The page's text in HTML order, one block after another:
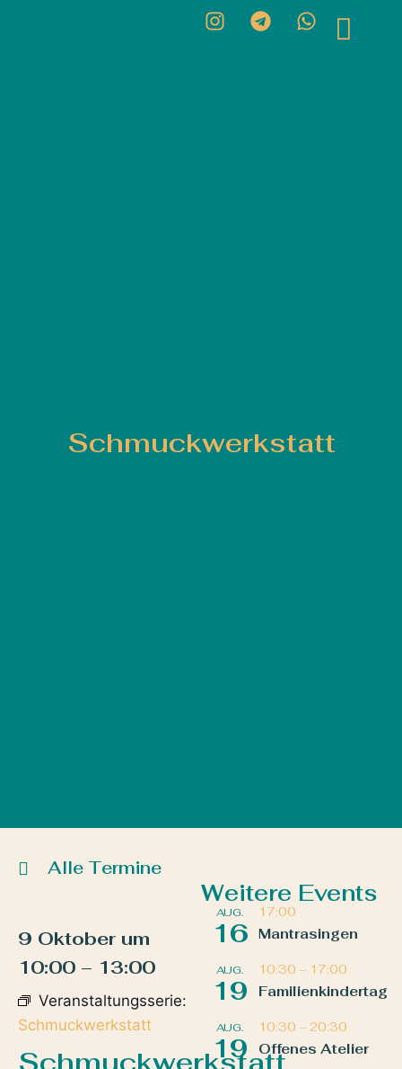
Schmuckwerkstatt
Alle Termine
9 Oktober um
10:00 – 13:00
Veranstaltungsserie:
Schmuckwerkstatt
Weitere Events
AUG.
16
17:00
Mantrasingen
AUG.
19
10:30 – 17:00
Familienkindertag
AUG.
19
10:30 – 20:30
Offenes Atelier